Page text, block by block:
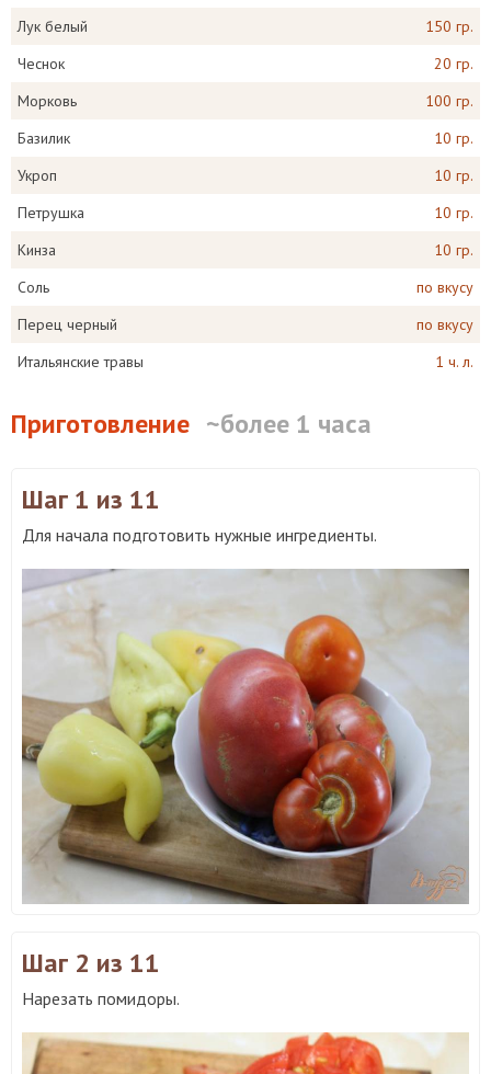
Лук белый
150 гр.
Чеснок
20 гр.
Морковь
100 гр.
Базилик
10 гр.
Укроп
10 гр.
Петрушка
10 гр.
Кинза
10 гр.
Соль
по вкусу
Перец черный
по вкусу
Итальянские травы
1 ч. л.
Приготовление ~более 1 часа
Шаг 1 из 11
Для начала подготовить нужные ингредиенты.
Шаг 2 из 11
Нарезать помидоры.